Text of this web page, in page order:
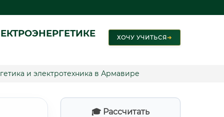
ХОЧУ УЧИТЬСЯ➜
и электротехника в Армавире
🎓 Рассчитать